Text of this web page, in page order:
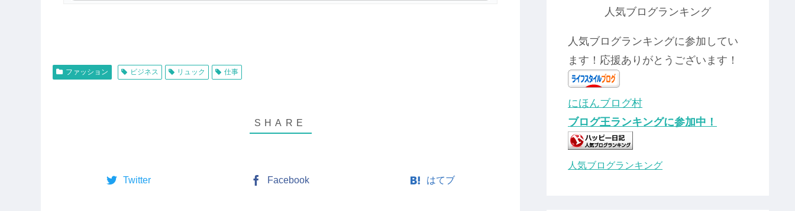
ファッション ビジネス リュック 仕事
Twitter Facebook はてブ
人気ブログランキング
人気ブログランキングに参加してい
ます！応援ありがとうございます！
にほんブログ村
ブログ王ランキングに参加中！
人気ブログランキング